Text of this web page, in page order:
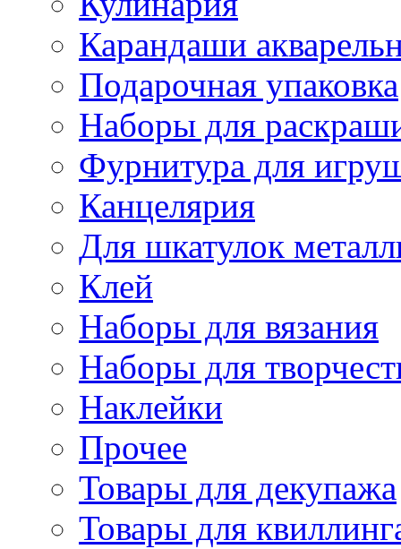
Карандаши
Подарочная упаковка
Наборы для
Фурнитура для
Канцелярия
Для шкатулок
Клей
Наборы для вязания
Наборы для
Наклейки
Прочее
Товары для декупажа
Товары для